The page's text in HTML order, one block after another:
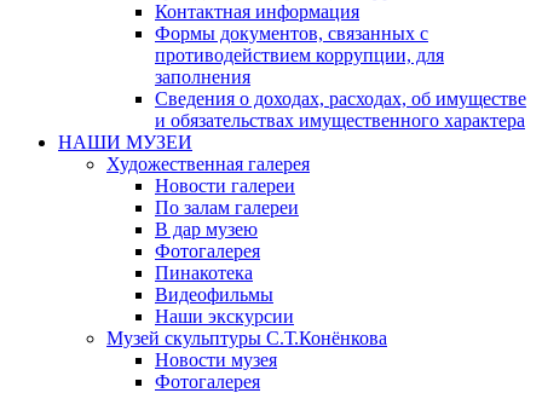
Контактная информация
Формы документов, связанных с
противодействием коррупции, для
заполнения
Сведения о доходах, расходах, об имуществе
и обязательствах имущественного характера
НАШИ МУЗЕИ
Художественная галерея
Новости галереи
По залам галереи
В дар музею
Фотогалерея
Пинакотека
Видеофильмы
Наши экскурсии
Музей скульптуры С.Т.Конёнкова
Новости музея
Фотогалерея